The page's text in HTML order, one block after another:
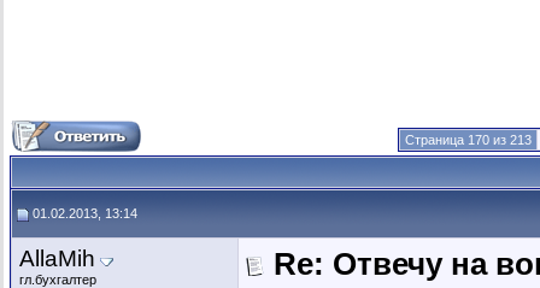
Страница 170 из 213
01.02.2013, 13:14
AllaMih
гл.бухгалтер
Re: Отвечу на